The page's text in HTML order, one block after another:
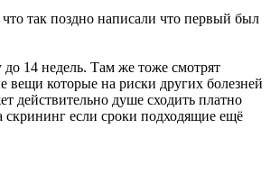
так поздно написали что первый был
14 недель. Там же тоже смотрят
вещи которые на риски других болезней
действительно душе сходить платно
скрининг если сроки подходящие ещё